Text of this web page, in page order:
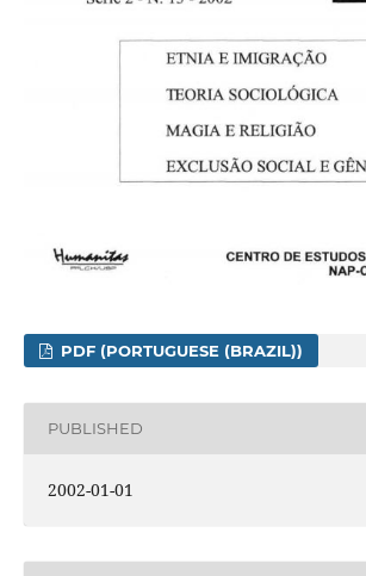
PDF (PORTUGUESE (BRAZIL))
PUBLISHED
2002-01-01